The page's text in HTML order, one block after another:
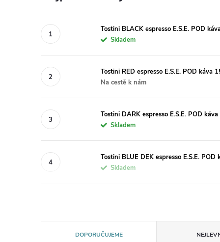
Tostini BLACK espresso E.S.E. POD
Skladem
Tostini RED espresso E.S.E. POD káva
Na cestě k nám
Tostini DARK espresso E.S.E. POD
Skladem
Tostini BLUE DEK espresso E.S.E. POD
Skladem
DOPORUČUJEME